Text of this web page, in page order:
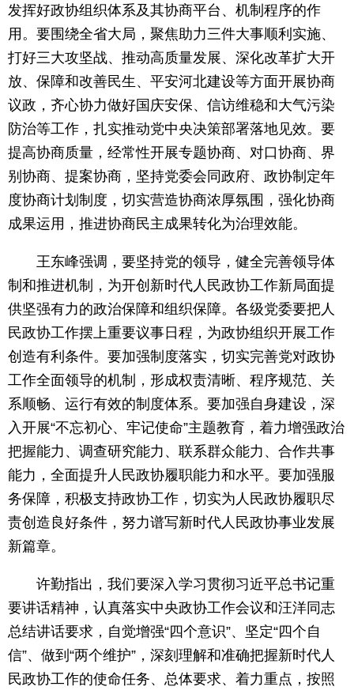
发挥好政协组织体系及其协商平台、机制程序的作
用。要围绕全省大局，聚焦助力三件大事顺利实施、
打好三大攻坚战、推动高质量发展、深化改革扩大开
放、保障和改善民生、平安河北建设等方面开展协商
议政，齐心协力做好国庆安保、信访维稳和大气污染
防治等工作，扎实推动党中央决策部署落地见效。要
提高协商质量，经常性开展专题协商、对口协商、界
别协商、提案协商，坚持党委会同政府、政协制定年
度协商计划制度，切实营造协商浓厚氛围，强化协商
成果运用，推进协商民主成果转化为治理效能。
王东峰强调，要坚持党的领导，健全完善领导体
制和推进机制，为开创新时代人民政协工作新局面提
供坚强有力的政治保障和组织保障。各级党委要把人
民政协工作摆上重要议事日程，为政协组织开展工作
创造有利条件。要加强制度落实，切实完善党对政协
工作全面领导的机制，形成权责清晰、程序规范、关
系顺畅、运行有效的制度体系。要加强自身建设，深
入开展“不忘初心、牢记使命”主题教育，着力增强政治
把握能力、调查研究能力、联系群众能力、合作共事
能力，全面提升人民政协履职能力和水平。要加强服
务保障，积极支持政协工作，切实为人民政协履职尽
责创造良好条件，努力谱写新时代人民政协事业发展
新篇章。
许勤指出，我们要深入学习贯彻习近平总书记重
要讲话精神，认真落实中央政协工作会议和汪洋同志
总结讲话要求，自觉增强“四个意识”、坚定“四个自
信”、做到“两个维护”，深刻理解和准确把握新时代人
民政协工作的使命任务、总体要求、着力重点，按照